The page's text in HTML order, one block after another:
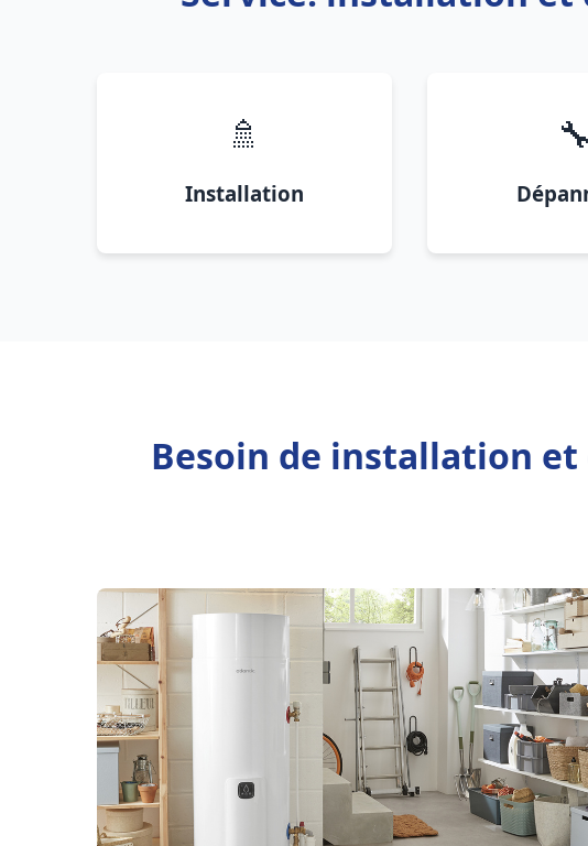
🚿
Installation
🔧
Besoin de installation et